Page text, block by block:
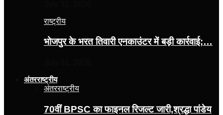
राष्ट्रीय
भोजपुर के भरत तिवारी एनकाउंटर में बड़ी कार्रवाई;…
अंतरराष्ट्रीय
अंतरराष्ट्रीय
70वीं BPSC का फाइनल रिजल्ट जारी,श्रद्धा पांडेय